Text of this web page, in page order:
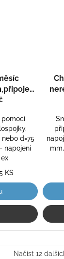
dolů
pomocí
d=75
napojení
KS
Načíst 12